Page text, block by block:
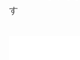
す